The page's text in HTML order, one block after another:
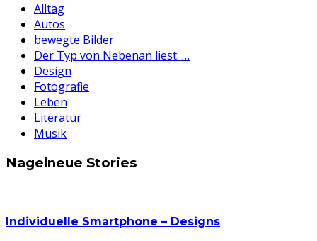
Alltag
Autos
bewegte Bilder
Der Typ von Nebenan liest: …
Design
Fotografie
Leben
Literatur
Musik
Nagelneue Stories
Individuelle Smartphone – Designs